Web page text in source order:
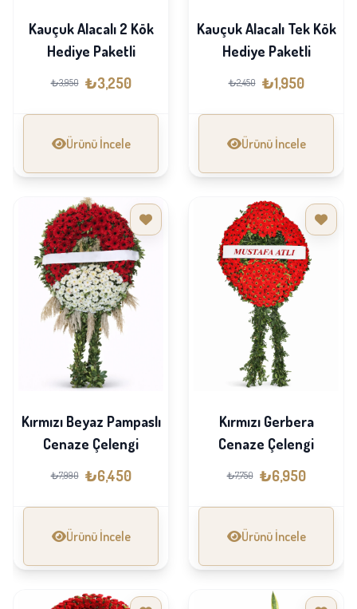
Kauçuk Alacalı 2 Kök
Hediye Paketli
₺3,950 ₺3,250
Ürünü İncele
Kauçuk Alacalı Tek Kök
Hediye Paketli
₺2,450 ₺1,950
Ürünü İncele
Kırmızı Beyaz Pampaslı
Cenaze Çelengi
₺7,990 ₺6,450
Ürünü İncele
Kırmızı Gerbera
Cenaze Çelengi
₺7,750 ₺6,950
Ürünü İncele